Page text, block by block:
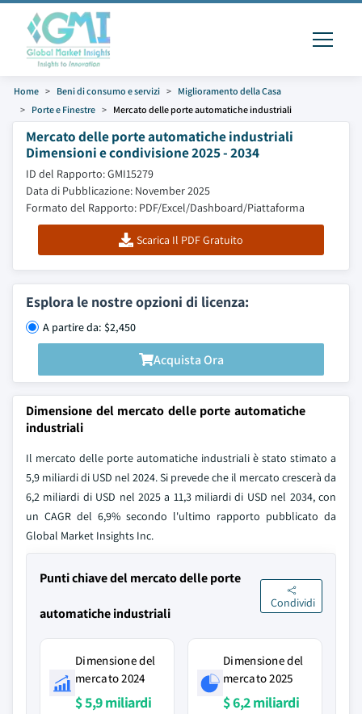
Home Beni di consumo e servizi
Miglioramento della Casa
Porte e Finestre
Mercato delle porte automatiche industriali
Mercato delle porte automatiche industriali
Dimensioni e condivisione 2025 - 2034
ID del Rapporto: GMI15279
Data di Pubblicazione: November 2025
Formato del Rapporto: PDF/Excel/Dashboard/Piattaforma
Scarica Il PDF Gratuito
Esplora le nostre opzioni di licenza:
A partire da: $2,450
Acquista Ora
Dimensione del mercato delle porte automatiche
industriali
Il mercato delle porte automatiche industriali è stato stimato a
5,9 miliardi di USD nel 2024. Si prevede che il mercato crescerà da
6,2 miliardi di USD nel 2025 a 11,3 miliardi di USD nel 2034, con
un CAGR del 6,9% secondo l'ultimo rapporto pubblicato da
Global Market Insights Inc.
Punti chiave del mercato delle porte
automatiche industriali
Condividi
Dimensione del
mercato 2024
$ 5,9 miliardi
Dimensione del
mercato 2025
$ 6,2 miliardi